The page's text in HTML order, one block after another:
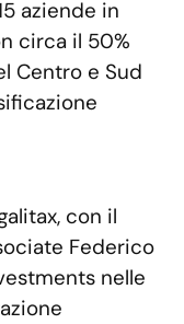
aziende in
circa il 50%
Centro e Sud
con il
Federico
nelle